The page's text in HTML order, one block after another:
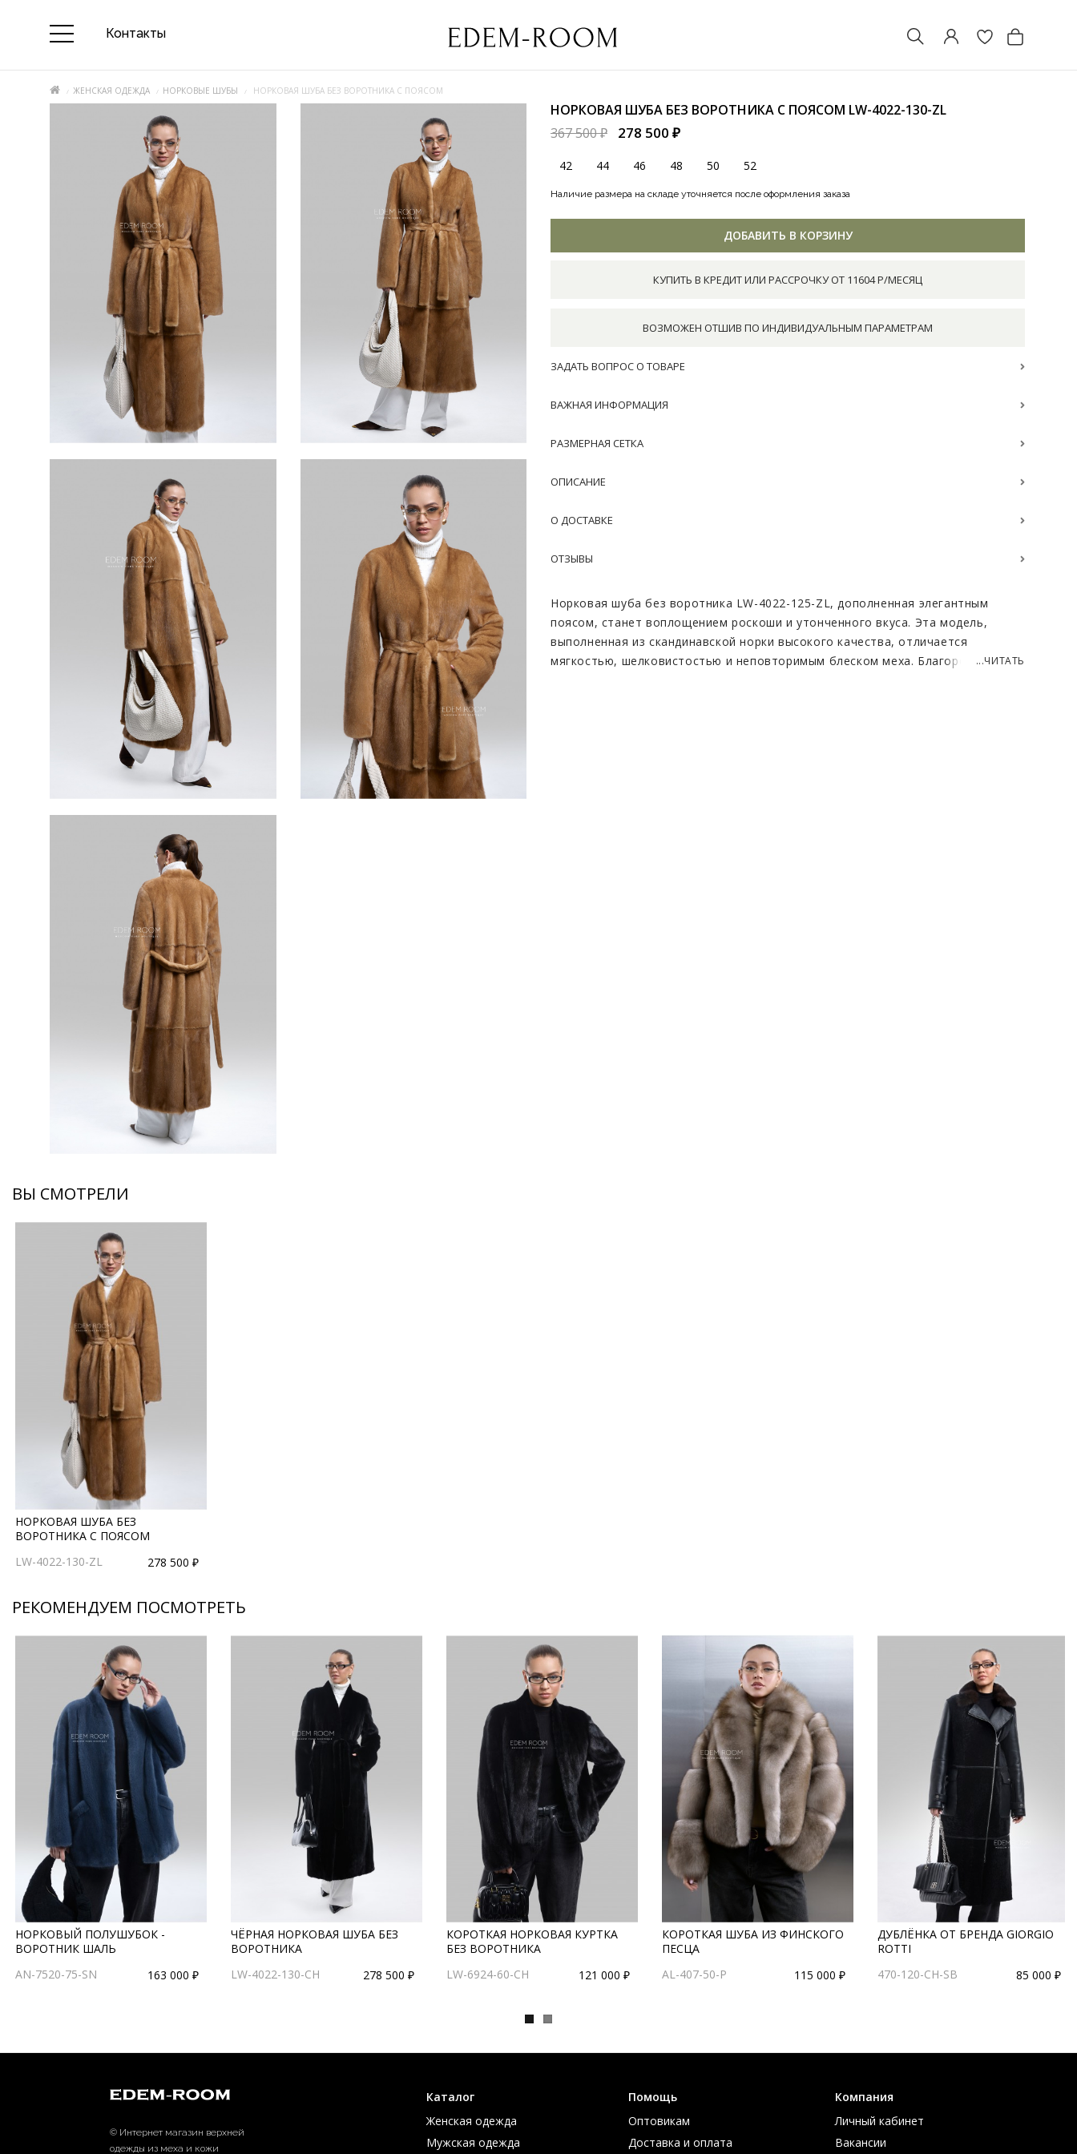
Контакты
ЖЕНСКАЯ ОДЕЖДА НОРКОВЫЕ ШУБЫ НОРКОВАЯ ШУБА БЕЗ ВОРОТНИКА С ПОЯСОМ
НОРКОВАЯ ШУБА БЕЗ ВОРОТНИКА С ПОЯСОМ LW-4022-130-ZL
367 500 ₽
278 500 ₽
42 44 46 48 50 52
Наличие размера на складе уточняется после оформления заказа
ДОБАВИТЬ В КОРЗИНУ
КУПИТЬ В КРЕДИТ ИЛИ РАССРОЧКУ ОТ 11604 Р/МЕСЯЦ
ВОЗМОЖЕН ОТШИВ ПО ИНДИВИДУАЛЬНЫМ ПАРАМЕТРАМ
ЗАДАТЬ ВОПРОС О ТОВАРЕ
ВАЖНАЯ ИНФОРМАЦИЯ
РАЗМЕРНАЯ СЕТКА
ОПИСАНИЕ
О ДОСТАВКЕ
ОТЗЫВЫ
Норковая шуба без воротника LW-4022-125-ZL, дополненная элегантным
поясом, станет воплощением роскоши и утонченного вкуса. Эта модель,
выполненная из скандинавской норки высокого качества, отличается
мягкостью, шелковистостью и неповторимым блеском меха. Благородный...ЧИТАТЬ
ВЫ СМОТРЕЛИ
НОРКОВАЯ ШУБА БЕЗ
ВОРОТНИКА С ПОЯСОМ
LW-4022-130-ZL
278 500 ₽
РЕКОМЕНДУЕМ ПОСМОТРЕТЬ
НОРКОВЫЙ ПОЛУШУБОК -
ВОРОТНИК ШАЛЬ
AN-7520-75-SN
163 000 ₽
ЧЁРНАЯ НОРКОВАЯ ШУБА БЕЗ
ВОРОТНИКА
LW-4022-130-CH
278 500 ₽
КОРОТКАЯ НОРКОВАЯ КУРТКА
БЕЗ ВОРОТНИКА
LW-6924-60-CH
121 000 ₽
КОРОТКАЯ ШУБА ИЗ ФИНСКОГО
ПЕСЦА
AL-407-50-P
115 000 ₽
ДУБЛЁНКА ОТ БРЕНДА GIORGIO
ROTTI
470-120-CH-SB
85 000 ₽
© Интернет магазин верхней
одежды из меха и кожи
Каталог
Женская одежда
Мужская одежда
Помощь
Оптовикам
Доставка и оплата
Компания
Личный кабинет
Вакансии